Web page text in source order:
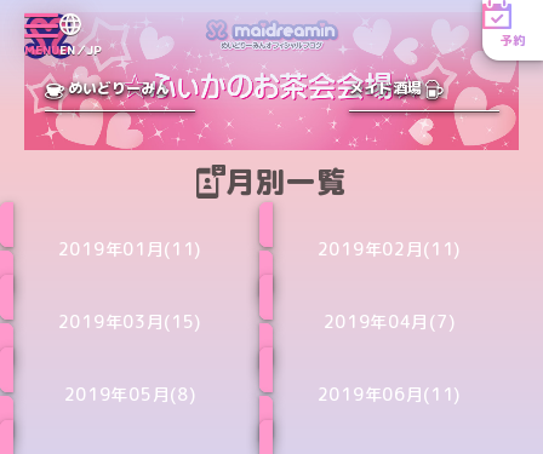
MENUEN／JP
予約
めいどりーみん メイド酒場
月別一覧
2019年01月(11) 2019年02月(11)
2019年03月(15) 2019年04月(7)
2019年05月(8) 2019年06月(11)